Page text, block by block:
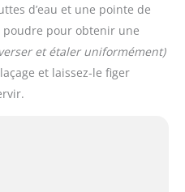
d’eau et une pointe de
pour obtenir une
et étaler uniformément)
et laissez-le figer